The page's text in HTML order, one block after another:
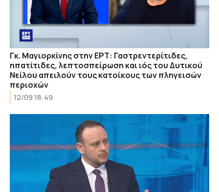
Γκ. Μαγιορκίνης στην ΕΡΤ: Γαστρεντερίτιδες,
ηπατίτιδες, λεπτοσπείρωση και ιός του Δυτικού
Νείλου απειλούν τους κατοίκους των πληγεισών
περιοχών
12/09 18:49